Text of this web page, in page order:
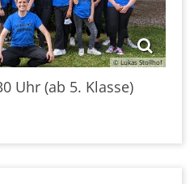
© Lukas Stollhof
Uhr (ab 5. Klasse)